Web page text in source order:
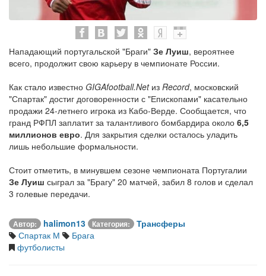
Нападающий португальской "Браги" Зе Луиш, вероятнее
всего, продолжит свою карьеру в чемпионате России.
Как стало известно GIGAfootball.Netиз Record, московский
"Спартак" достиг договоренности с "Епископами" касательно
продажи 24-летнего игрока из Кабо-Верде. Сообщается, что
гранд РФПЛ заплатит за талантливого бомбардира около 6,5
миллионов евро. Для закрытия сделки осталось уладить
лишь небольшие формальности.
Стоит отметить, в минувшем сезоне чемпионата Португалии
Зе Луиш сыграл за "Брагу" 20 матчей, забил 8 голов и сделал
3 голевые передачи.
Автор: halimon13 Категория:
Трансферы
Спартак М
Брага
футболисты